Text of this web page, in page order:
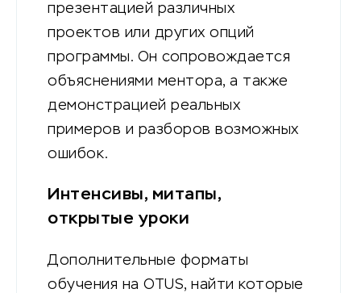
презентацией различных
проектов или других опций
программы. Он сопровождается
объяснениями ментора, а также
демонстрацией реальных
примеров и разборов возможных
ошибок.
Интенсивы, митапы,
открытые уроки
Дополнительные форматы
обучения на OTUS, найти которые